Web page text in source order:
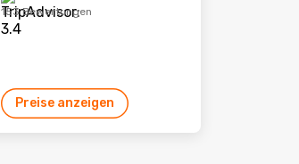
153 Bewertungen
Preise anzeigen